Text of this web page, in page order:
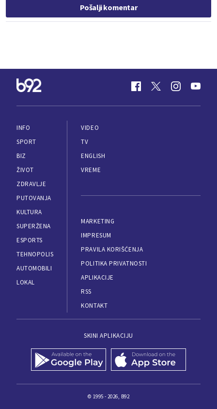
Pošalji komentar
INFO
SPORT
BIZ
ŽIVOT
ZDRAVLJE
PUTOVANJA
KULTURA
SUPERŽENA
ESPORTS
TEHNOPOLIS
AUTOMOBILI
LOKAL
VIDEO
TV
ENGLISH
VREME
MARKETING
IMPRESUM
PRAVILA KORIŠĆENJA
POLITIKA PRIVATNOSTI
APLIKACIJE
RSS
KONTAKT
SKINI APLIKACIJU
© 1995 - 2026, B92